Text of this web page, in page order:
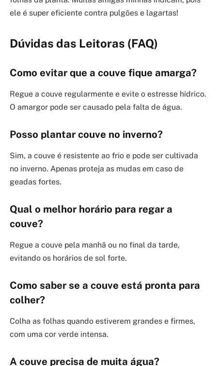
ele é super eficiente contra pulgões e lagartas!
Dúvidas das Leitoras (FAQ)
Como evitar que a couve fique amarga?
Regue a couve regularmente e evite o estresse hídrico.
O amargor pode ser causado pela falta de água.
Posso plantar couve no inverno?
Sim, a couve é resistente ao frio e pode ser cultivada
no inverno. Apenas proteja as mudas em caso de
geadas fortes.
Qual o melhor horário para regar a
couve?
Regue a couve pela manhã ou no final da tarde,
evitando os horários de sol forte.
Como saber se a couve está pronta para
colher?
Colha as folhas quando estiverem grandes e firmes,
com uma cor verde intensa.
A couve precisa de muita água?